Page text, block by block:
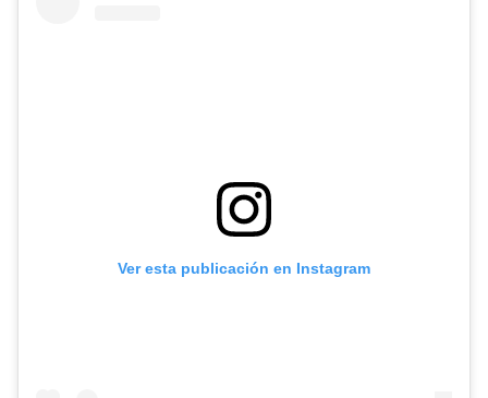
Ver esta publicación en Instagram